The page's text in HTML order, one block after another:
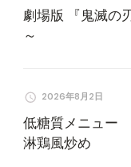
劇場版 『鬼滅の
～
2026年8月2日
低糖質メニュー
淋鶏風炒め